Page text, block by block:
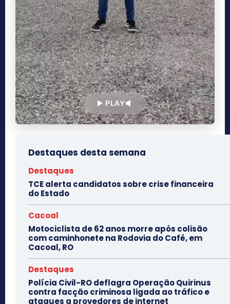
PLAY
Destaques desta semana
Destaques
TCE alerta candidatos sobre crise financeira
do Estado
Cacoal
Motociclista de 62 anos morre após colisão
com caminhonete na Rodovia do Café, em
Cacoal, RO
Destaques
Polícia Civil-RO deflagra Operação Quirinus
contra facção criminosa ligada ao tráfico e
ataques a provedores de internet